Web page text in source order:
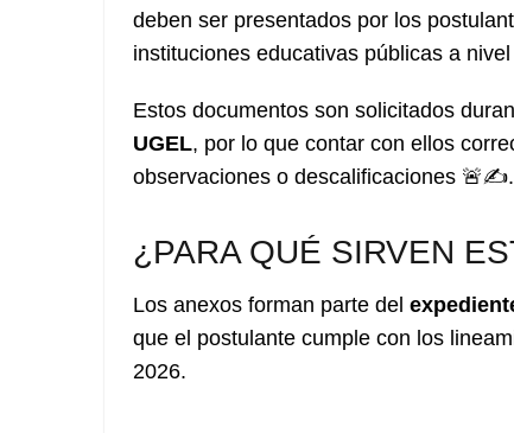
deben ser presentados por los
instituciones educativas públicas a
Estos documentos son solicitados
UGEL, por lo que contar con ellos
observaciones o descalificaciones 🚨✍️.
¿PARA QUÉ SIRVEN
Los anexos forman parte del
que el postulante cumple con los
2026.